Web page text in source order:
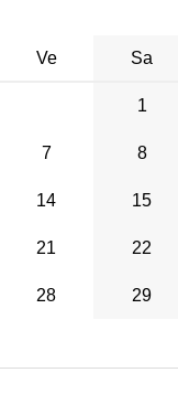
Ve Sa
1
7 8
14 15
21 22
28 29